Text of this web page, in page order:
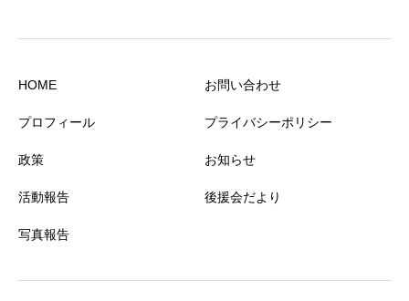
HOME
プロフィール
政策
活動報告
写真報告
お問い合わせ
プライバシーポリシー
お知らせ
後援会だより